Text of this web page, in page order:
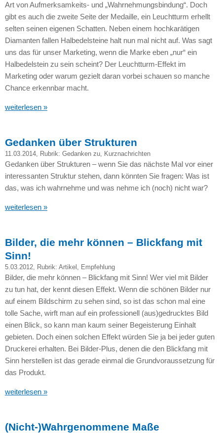
Art von Aufmerksamkeits- und „Wahrnehmungsbindung“. Doch
gibt es auch die zweite Seite der Medaille, ein Leuchtturm erhellt
selten seinen eigenen Schatten. Neben einem hochkarätigen
Diamanten fallen Halbedelsteine halt nun mal nicht auf. Was sagt
uns das für unser Marketing, wenn die Marke eben „nur“ ein
Halbedelstein zu sein scheint? Der Leuchtturm-Effekt im
Marketing oder warum gezielt daran vorbei schauen so manche
Chance erkennbar macht.
weiterlesen »
Gedanken über Strukturen
11.03.2014, Rubrik: Gedanken zu, Kurznachrichten
Gedanken über Strukturen – wenn Sie das nächste Mal vor einer
interessanten Struktur stehen, dann könnten Sie fragen: Was ist
das, was ich wahrnehme und was nehme ich (noch) nicht war?
weiterlesen »
Bilder, die mehr können – Blickfang mit
Sinn!
5.03.2012, Rubrik: Artikel Empfehlung
Bilder, die mehr können – Blickfang mit Sinn! Wer viel mit Bilder
zu tun hat, der kennt diesen Effekt. Wenn die schönen Bilder nur
auf einem Bildschirm zu sehen sind, so ist das schon mal eine
tolle Sache, wirft man auf ein professionell (aus)gedrucktes Bild
einen Blick, so kann man kaum seiner Begeisterung Einhalt
gebieten. Doch einen solchen Effekt würden Sie ja bei jeder guten
Druckerei erhalten. Bei Bilder-Plus, denen die den Blickfang mit
Sinn herstellen ist das gerade einmal die Grundvoraussetzung für
das Produkt.
weiterlesen »
(Nicht-)Wahrgenommene Maße